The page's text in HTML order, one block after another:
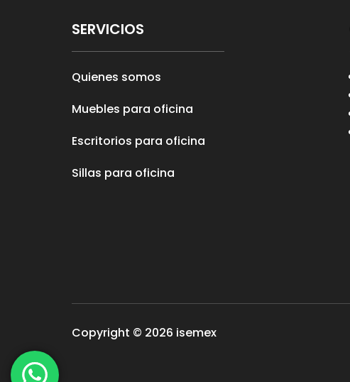
SERVICIOS
Quienes somos
Muebles para oficina
Escritorios para oficina
Sillas para oficina
Copyright © 2026 isemex